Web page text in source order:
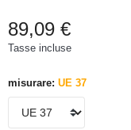
89,09 €
Tasse incluse
misurare: UE 37